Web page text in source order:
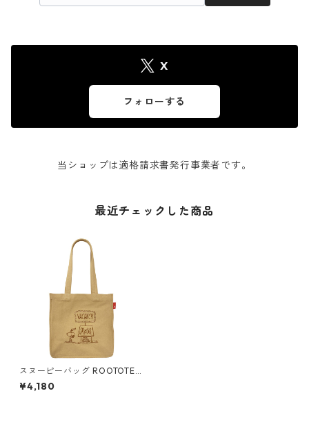
X
フォローする
当ショップは適格請求書発行事業者です。
最近チェックした商品
スヌーピーバッグ ROOTOTE
TALL 8312 ルートート IP.トー
ルボックス.ピーナッツ-8C ナ
¥4,180